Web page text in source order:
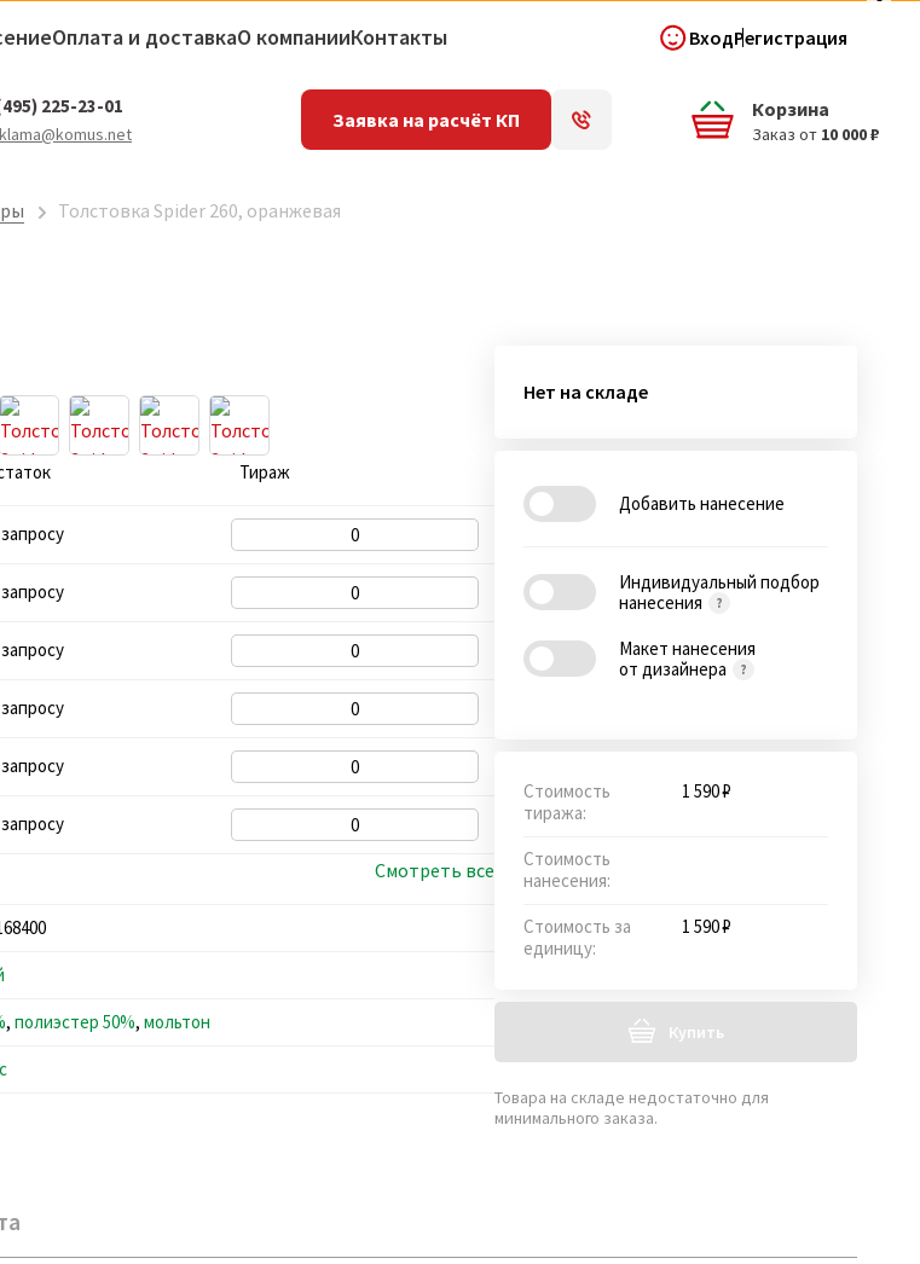
Оплата и доставкаО компанииКонтакты ВходРегистрация
Корзина
Заказ от 10 000 ₽
225-23-01
Заявка на расчёт КП
Толстовка Spider 260, оранжевая
Тираж
Смотреть все
, полиэстер 50%, мольтон
Нет на складе
Добавить нанесение
Индивидуальный подбор
нанесения
Макет нанесения
от дизайнера
Стоимость
тиража:
1 590 ₽
Стоимость
нанесения:
Стоимость за
единицу:
1 590 ₽
Купить
Товара на складе недостаточно для
минимального заказа.